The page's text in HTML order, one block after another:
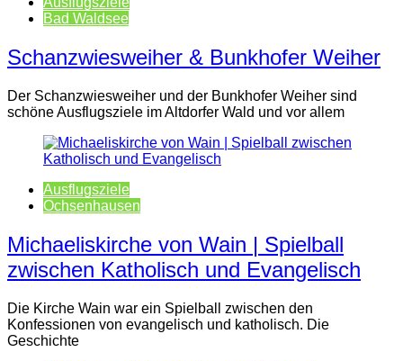
Bad Waldsee
Schanzwiesweiher & Bunkhofer Weiher
Der Schanzwiesweiher und der Bunkhofer Weiher sind
schöne Ausflugsziele im Altdorfer Wald und vor allem
Ausflugsziele
Ochsenhausen
Michaeliskirche von Wain | Spielball
zwischen Katholisch und Evangelisch
Die Kirche Wain war ein Spielball zwischen den
Konfessionen von evangelisch und katholisch. Die
Geschichte